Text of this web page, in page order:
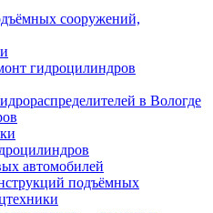
сооружений,
гидроцилиндров
в Вологде
автомобилей
подъёмных